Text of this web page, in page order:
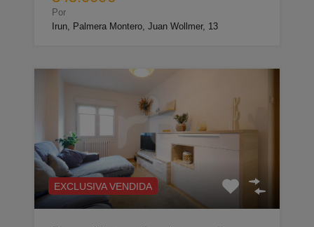
Por
Irun, Palmera Montero, Juan Wollmer, 13
EXCLUSIVA VENDIDA